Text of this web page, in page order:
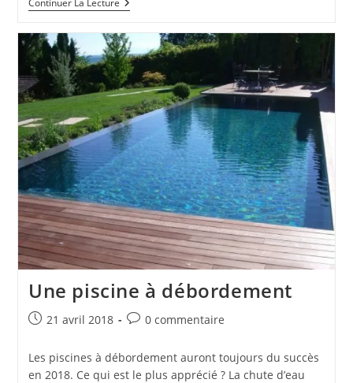
Continuer La LectureUn
Spa
Nage
Une piscine à débordement
Publication
21 avril 2018
Commentaires
publication :
0 commentaire
Les piscines à débordement auront toujours du succès
en 2018. Ce qui est le plus apprécié ? La chute d’eau